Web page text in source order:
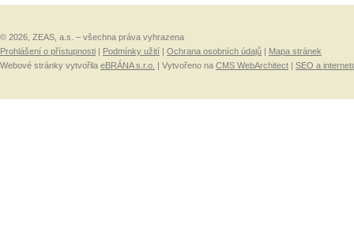
© 2026, ZEAS, a.s. – všechna práva vyhrazena
Prohlášení o přístupnosti
Podmínky užití Ochrana osobních údajů
Mapa stránek
Webové stránky vytvořila eBRÁNA s.r.o. | Vytvořeno na CMS WebArchitect SEO a